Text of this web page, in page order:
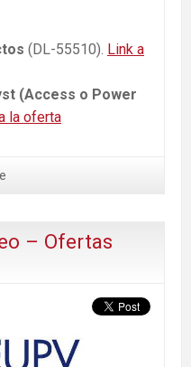
(DL-55510). Link a
(Access o Power
la oferta
– Ofertas